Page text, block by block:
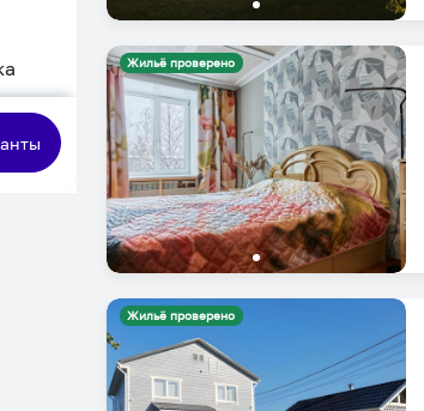
Жильё проверено
Жильё проверено